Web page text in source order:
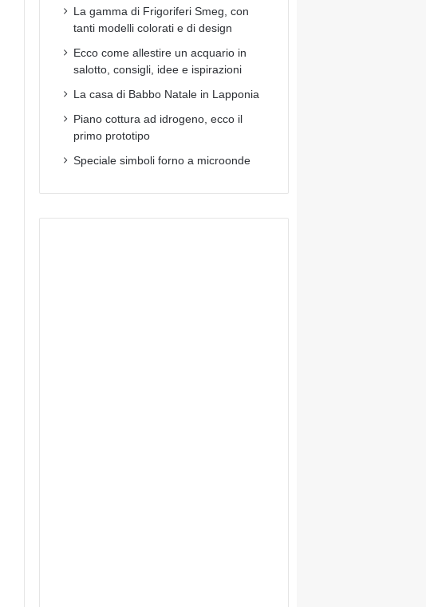
La gamma di Frigoriferi Smeg, con
tanti modelli colorati e di design
Ecco come allestire un acquario in
salotto, consigli, idee e ispirazioni
La casa di Babbo Natale in Lapponia
Piano cottura ad idrogeno, ecco il
primo prototipo
Speciale simboli forno a microonde